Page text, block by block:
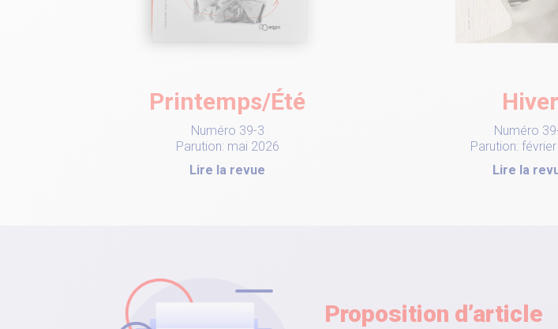
Printemps/Été
Numéro 39-3
Parution: mai 2026
Lire la revue
Hiver
Numéro
Parution:
Lire la
Proposition d’article